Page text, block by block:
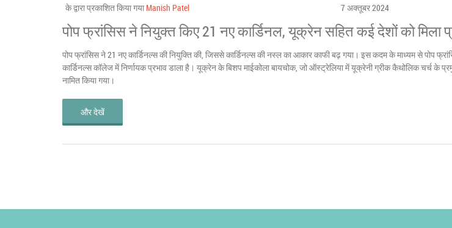
के द्वारा प्रकाशित किया गया Manish Patel 7 अक्तूबर 2024
पोप फ्रांसिस ने नियुक्त किए 21 नए कार्डिनल, यूक्रेन सहित कई देशों को मिला
पोप फ्रांसिस ने 21 नए कार्डिनल्स की नियुक्ति की, जिससे कार्डिनल्स की नस्ल का आकार काफी बढ़ गया। इस कदम के माध्यम से पोप
कार्डिनल्स कॉलेज में निर्णायक प्रभाव डाला है। यूक्रेन के बिशप माईकोला बायचोक, जो ऑस्ट्रेलिया में यूक्रेनी ग्रीक कैथोलिक चर्च के
नामित किया गया।
और देखें